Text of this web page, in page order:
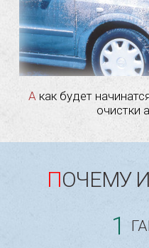
А как будет начинатся ваше утро? С кофе? Или с
очистки
ПОЧЕМУ
1